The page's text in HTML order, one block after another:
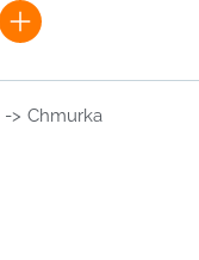
-> Chmurka